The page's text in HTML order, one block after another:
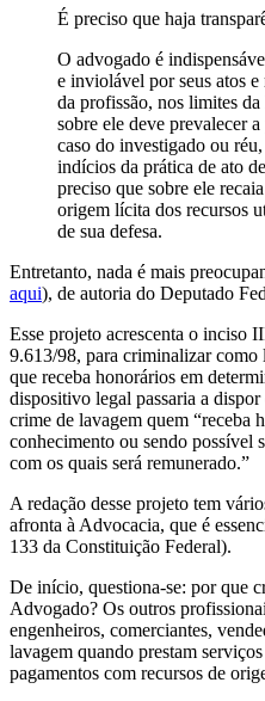
É preciso que haja
O advogado é
e inviolável por seus atos
da profissão, nos limites
sobre ele deve prevalecer
caso do investigado ou
indícios da prática de ato
preciso que sobre ele
origem lícita dos recursos
de sua defesa.
Entretanto, nada é mais
aqui), de autoria do Deputado
Esse projeto acrescenta o inciso
9.613/98, para criminalizar
que receba honorários em
dispositivo legal passaria a
crime de lavagem quem “receba
conhecimento ou sendo possível
com os quais será remunerado.”
A redação desse projeto tem
afronta à Advocacia, que é
133 da Constituição Federal).
De início, questiona-se: por que
Advogado? Os outros
engenheiros, comerciantes,
lavagem quando prestam
pagamentos com recursos de